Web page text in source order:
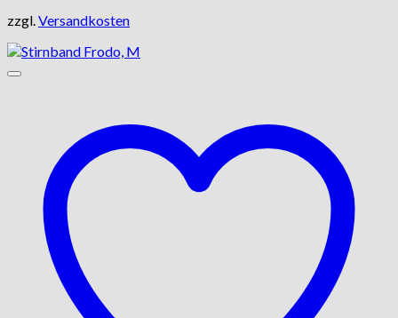
zzgl.Versandkosten